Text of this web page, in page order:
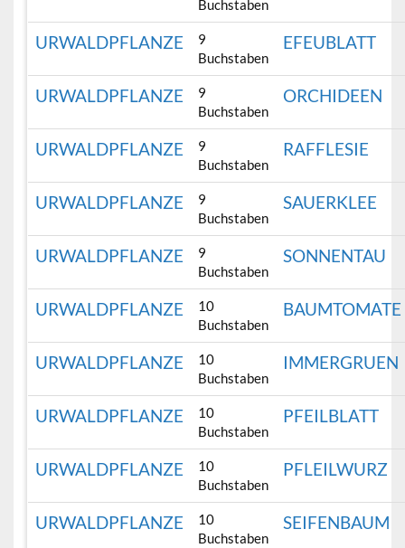
Buchstaben
URWALDPFLANZE
9
Buchstaben
EFEUBLATT
URWALDPFLANZE
9
Buchstaben
ORCHIDEEN
URWALDPFLANZE
9
Buchstaben
RAFFLESIE
URWALDPFLANZE
9
Buchstaben
SAUERKLEE
URWALDPFLANZE
9
Buchstaben
SONNENTAU
URWALDPFLANZE
10
Buchstaben
BAUMTOMATE
URWALDPFLANZE
10
Buchstaben
IMMERGRUEN
URWALDPFLANZE
10
Buchstaben
PFEILBLATT
URWALDPFLANZE
10
Buchstaben
PFLEILWURZ
URWALDPFLANZE
10
Buchstaben
SEIFENBAUM